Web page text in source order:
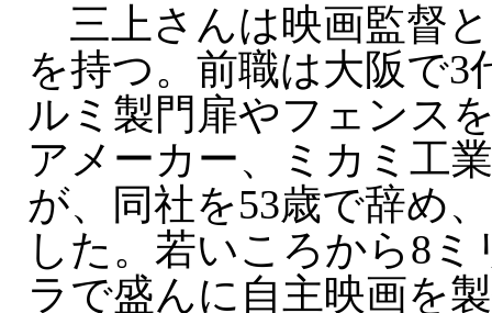
三上さんは映画監督
を持つ。前職は大阪で3
ルミ製門扉やフェンス
アメーカー、ミカミ工
が、同社を53歳で辞め
した。若いころから8
ラで盛んに自主映画を